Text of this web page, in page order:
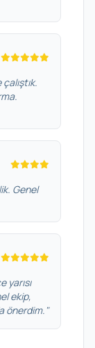
Genel
yarısı
ekip,
önerdim."